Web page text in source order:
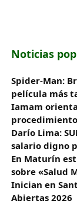
Noticias
Spider-Man:
película más
Iamam
Darío Lima:
salario digno
En Maturín
sobre «Salud
Inician en
Abiertas 2026